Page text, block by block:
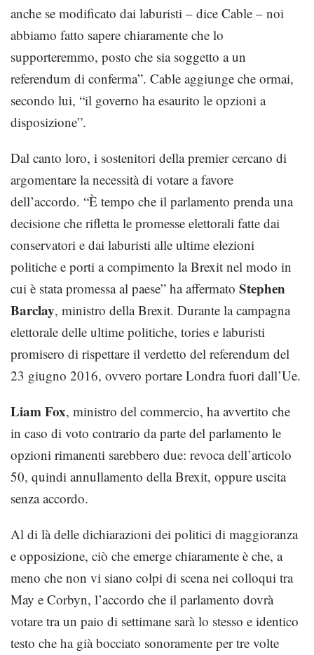
anche se modificato dai laburisti – dice Cable – noi
abbiamo fatto sapere chiaramente che lo
supporteremmo, posto che sia soggetto a un
referendum di conferma”. Cable aggiunge che ormai,
secondo lui, “il governo ha esaurito le opzioni a
disposizione”.
Dal canto loro, i sostenitori della premier cercano di
argomentare la necessità di votare a favore
dell’accordo. “È tempo che il parlamento prenda una
decisione che rifletta le promesse elettorali fatte dai
conservatori e dai laburisti alle ultime elezioni
politiche e porti a compimento la Brexit nel modo in
cui è stata promessa al paese” ha affermato Stephen
Barclay, ministro della Brexit. Durante la campagna
elettorale delle ultime politiche, tories e laburisti
promisero di rispettare il verdetto del referendum del
23 giugno 2016, ovvero portare Londra fuori dall’Ue.
Liam Fox, ministro del commercio, ha avvertito che
in caso di voto contrario da parte del parlamento le
opzioni rimanenti sarebbero due: revoca dell’articolo
50, quindi annullamento della Brexit, oppure uscita
senza accordo.
Al di là delle dichiarazioni dei politici di maggioranza
e opposizione, ciò che emerge chiaramente è che, a
meno che non vi siano colpi di scena nei colloqui tra
May e Corbyn, l’accordo che il parlamento dovrà
votare tra un paio di settimane sarà lo stesso e identico
testo che ha già bocciato sonoramente per tre volte